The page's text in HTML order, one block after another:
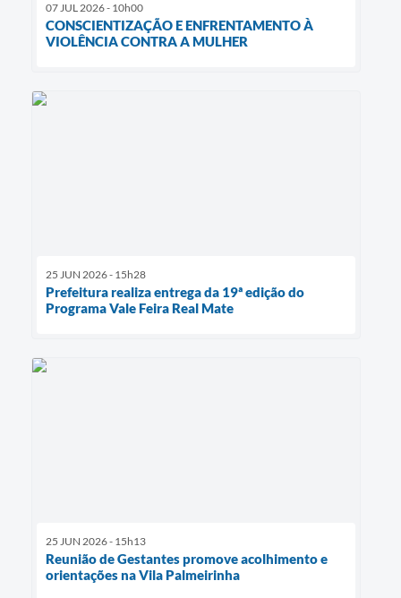
07 JUL 2026 - 10h00
CONSCIENTIZAÇÃO E ENFRENTAMENTO À
VIOLÊNCIA CONTRA A MULHER
25 JUN 2026 - 15h28
Prefeitura realiza entrega da 19ª edição do
Programa Vale Feira Real Mate
25 JUN 2026 - 15h13
Reunião de Gestantes promove acolhimento e
orientações na Vila Palmeirinha